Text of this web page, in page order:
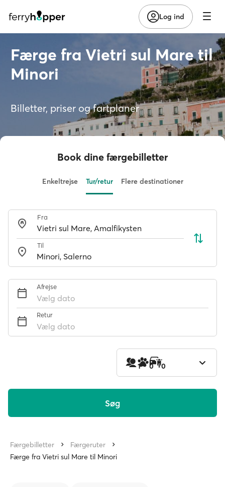
Log ind
Færge fra Vietri sul Mare til
Minori
Billetter, priser og fartplaner
Book dine færgebilletter
Enkeltrejse Tur/retur Flere destinationer
Fra
Til
Afrejse
Vælg dato
Retur
Vælg dato
1 0 0
Søg
Færgebilletter
Færgeruter
Færge fra Vietri sul Mare til Minori